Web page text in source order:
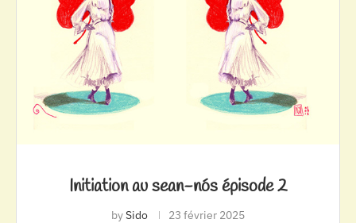
Initiation au sean-nós épisode 2
bySido 23 février 2025